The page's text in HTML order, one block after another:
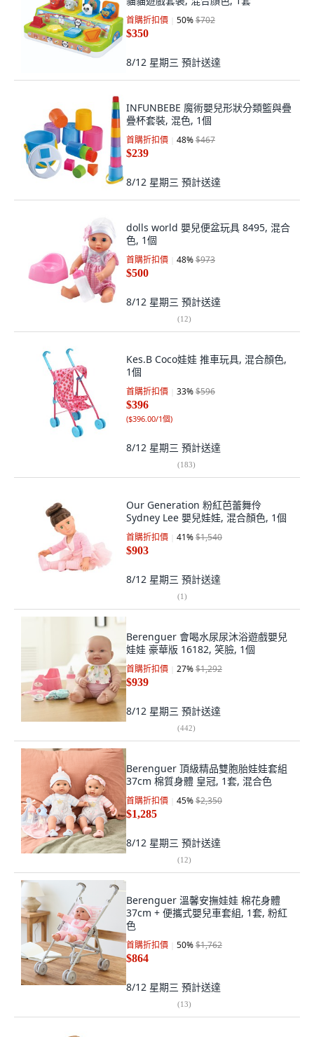
首購折扣價 50%$702
$350
8/12 星期三 預計送達
INFUNBEBE 魔術嬰兒形狀分類籃與疊
疊杯套裝, 混色, 1個
首購折扣價 48%$467
$239
8/12 星期三 預計送達
dolls world 嬰兒便盆玩具 8495, 混合
色, 1個
首購折扣價 48%$973
$500
8/12 星期三 預計送達
(12)
Kes.B Coco娃娃 推車玩具, 混合顏色,
1個
首購折扣價 33%$596
$396
($396.00/1個)
8/12 星期三 預計送達
(183)
Our Generation 粉紅芭蕾舞伶
Sydney Lee 嬰兒娃娃, 混合顏色, 1個
首購折扣價 41%$1,540
$903
8/12 星期三 預計送達
(1)
Berenguer 會喝水尿尿沐浴遊戲嬰兒
娃娃 豪華版 16182, 笑臉, 1個
首購折扣價 27%$1,292
$939
8/12 星期三 預計送達
(442)
Berenguer 頂級精品雙胞胎娃娃套組
37cm 棉質身體 皇冠, 1套, 混合色
首購折扣價 45%$2,350
$1,285
8/12 星期三 預計送達
(12)
Berenguer 溫馨安撫娃娃 棉花身體
37cm + 便攜式嬰兒車套組, 1套, 粉紅
色
首購折扣價 50%$1,762
$864
8/12 星期三 預計送達
(13)